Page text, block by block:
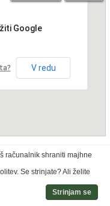
Google
V redu
računalnik shraniti majhne
Se strinjate? Ali želite
Strinjam se